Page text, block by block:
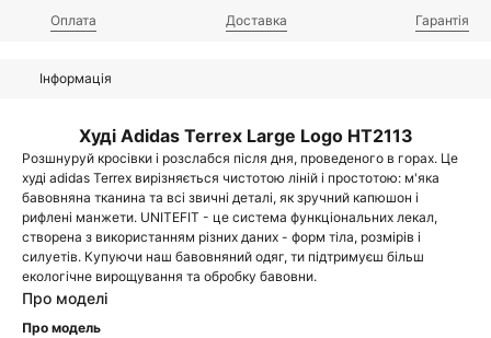
Оплата Доставка Гарантія
Інформація
Худі Adidas Terrex Large Logo HT2113
Розшнуруй кросівки і розслабся після дня, проведеного в горах. Це
худі adidas Terrex вирізняється чистотою ліній і простотою: м'яка
бавовняна тканина та всі звичні деталі, як зручний капюшон і
рифлені манжети. UNITEFIT - це система функціональних лекал,
створена з використанням різних даних - форм тіла, розмірів і
силуетів. Купуючи наш бавовняний одяг, ти підтримуєш більш
екологічне вирощування та обробку бавовни.
Про моделі
Про модель